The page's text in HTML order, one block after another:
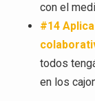
con el
#14
todos
en los